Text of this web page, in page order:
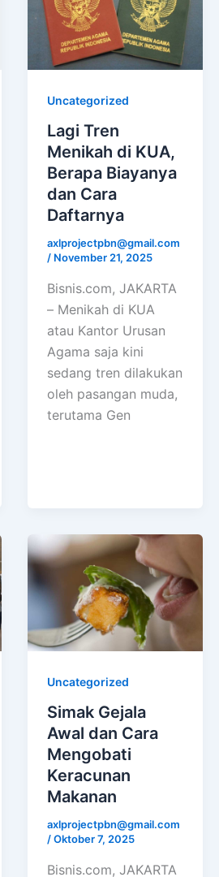
Uncategorized
Lagi Tren
Menikah di KUA,
Berapa Biayanya
dan Cara
Daftarnya
axlprojectpbn@gmail.com
/ November 21, 2025
Bisnis.com, JAKARTA
– Menikah di KUA
atau Kantor Urusan
Agama saja kini
sedang tren dilakukan
oleh pasangan muda,
terutama Gen
Uncategorized
Simak Gejala
Awal dan Cara
Mengobati
Keracunan
Makanan
axlprojectpbn@gmail.com
/Oktober 7, 2025
Bisnis.com, JAKARTA